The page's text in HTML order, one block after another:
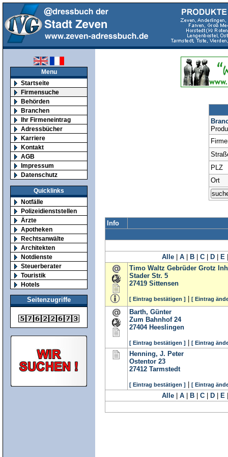
Menu
Startseite
Firmensuche
Behörden
Branchen
Ihr Firmeneintrag
Adressbücher
Karriere
Kontakt
AGB
Impressum
Datenschutz
Quicklinks
Notfälle
Polizeidienststellen
Ärzte
Apotheken
Rechtsanwälte
Architekten
Notdienste
Steuerberater
Touristik
Hotels
Seitenzugriffe
PLZ
Ort
Info
Alle A B C D E
Timo Waltz Gebrüder Grotz
Stader Str. 5
27419 Sittensen
[ Eintrag bestätigen ] [ Eintrag
Barth, Günter
Zum Bahnhof 24
27404 Heeslingen
[ Eintrag bestätigen ] [ Eintrag
Henning, J. Peter
Ostentor 23
27412 Tarmstedt
[ Eintrag bestätigen ] [ Eintrag
Alle A B C D E